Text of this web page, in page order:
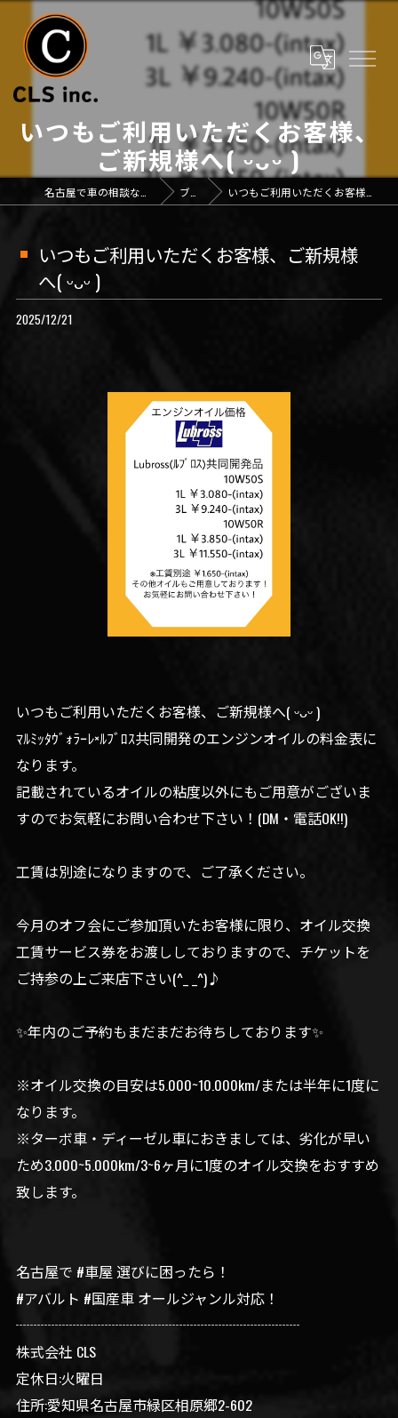
⁡いつもご利用いただくお客様、
ご新規様へ( ᵕᴗᵕ )
ブログ ⁡いつもご利用いただくお客様、ご新規様へ( ᵕᴗᵕ )
⁡いつもご利用いただくお客様、ご新規様
へ( ᵕᴗᵕ )
2025/12/21
⁡いつもご利用いただくお客様、ご新規様へ( ᵕᴗᵕ )
ﾏﾙﾐｯﾀｳﾞｫﾗｰﾚ×ﾙﾌﾞﾛｽ共同開発のエンジンオイルの料金表に
なります。
記載されているオイルの粘度以外にもご用意がございま
すのでお気軽にお問い合わせ下さい！(DM・電話OK!!)
工賃は別途になりますので、ご了承ください。
今月のオフ会にご参加頂いたお客様に限り、オイル交換
工賃サービス券をお渡ししておりますので、チケットを
ご持参の上ご来店下さい(^_ _^)♪
✨️年内のご予約もまだまだお待ちしております✨️
※オイル交換の目安は5.000~10.000km/または半年に1度に
なります。
※ターボ車・ディーゼル車におきましては、劣化が早い
ため3.000~5.000km/3~6ヶ月に1度のオイル交換をおすすめ
致します。
⁡名古屋で #車屋 選びに困ったら！
#アバルト #国産車 オールジャンル対応！
┈┈┈┈┈┈┈┈┈┈┈┈┈┈┈┈┈┈┈┈
株式会社 CLS
定休日:火曜日
住所:愛知県名古屋市緑区相原郷2-602